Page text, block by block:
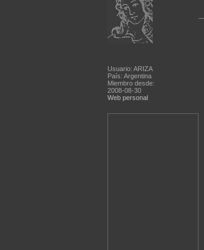
Usuario: ARIZA
País: Argentina
Miembro desde:
2008-08-30
Web personal